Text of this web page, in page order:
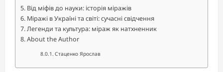
Від міфів до науки: історія міражів
Міражі в Україні та світі: сучасні свідчення
Легенди та культура: міраж як натхненник
About the Author
Стаценко Ярослав